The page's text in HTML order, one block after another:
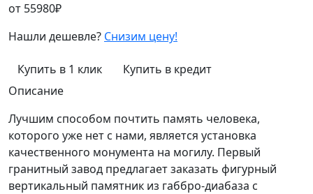
от 55980₽
Нашли дешевле? Снизим цену!
Купить в 1 клик
Купить в кредит
Описание
Лучшим способом почтить память человека,
которого уже нет с нами, является установка
качественного монумента на могилу. Первый
гранитный завод предлагает заказать фигурный
вертикальный памятник из габбро-диабаза с